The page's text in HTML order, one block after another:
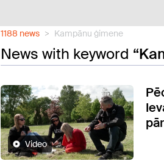
1188 news Kampānu ģimene
News with keyword
Video